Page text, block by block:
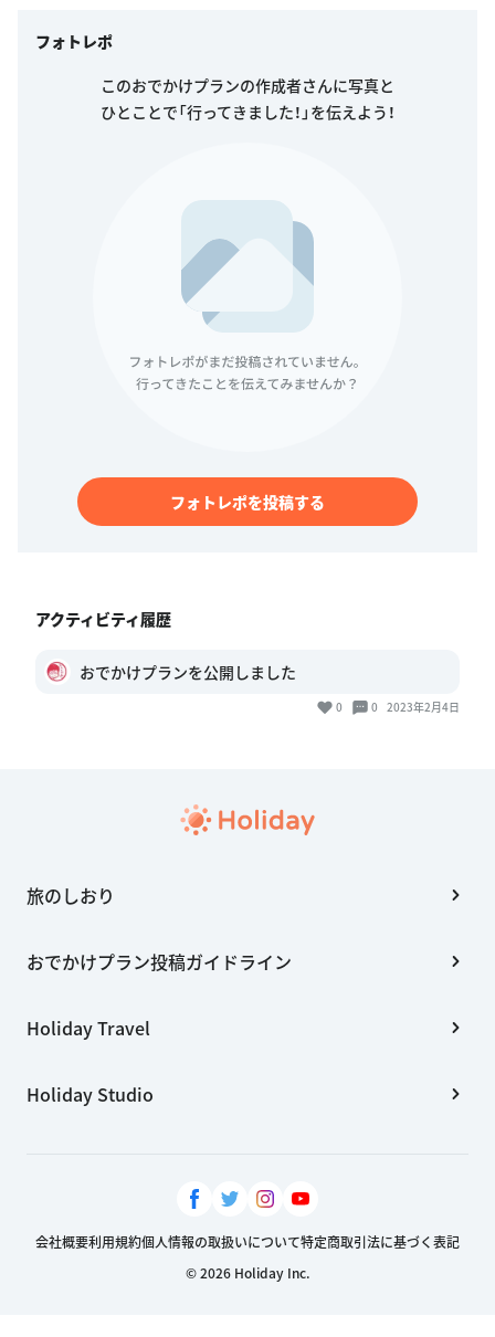
フォトレポ
このおでかけプランの作成者さんに写真と
ひとことで「行ってきました！」を伝えよう！
フォトレポを投稿する
アクティビティ履歴
おでかけプランを公開しました
0 0 2023年2月4日
旅のしおり
おでかけプラン投稿ガイドライン
Holiday Travel
Holiday Studio
会社概要利用規約個人情報の取扱いについて特定商取引法に基づく表記
© 2026 Holiday Inc.